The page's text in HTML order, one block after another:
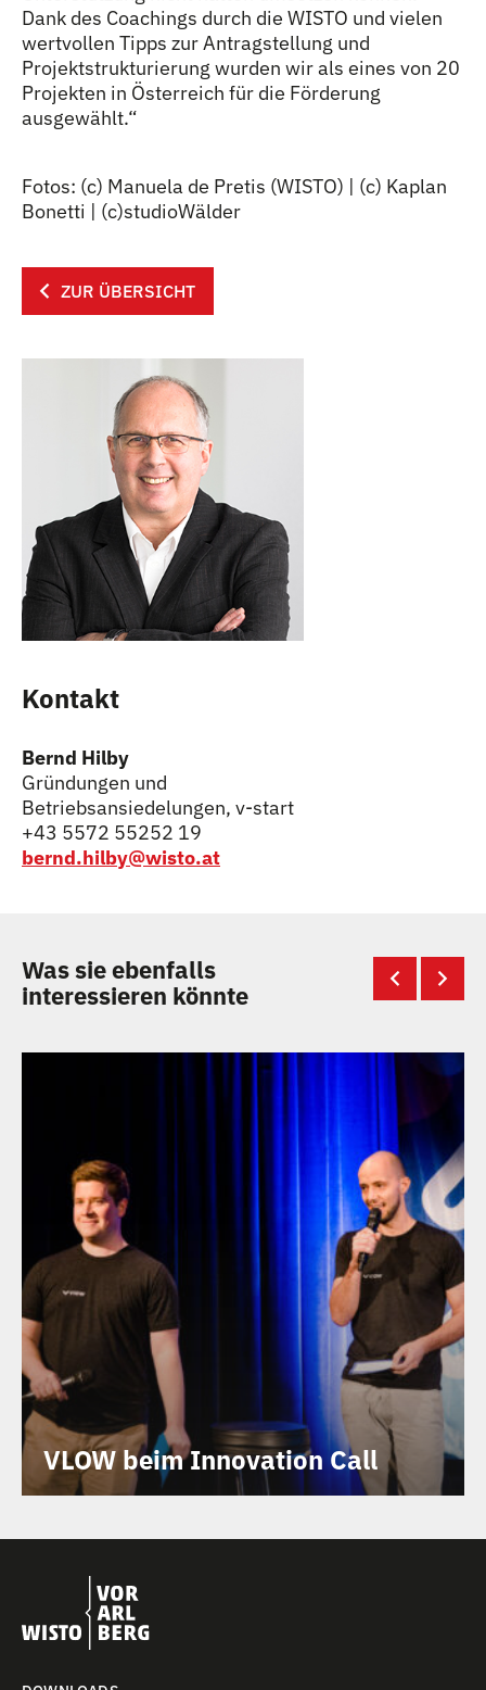
Dank des Coachings durch die WISTO und vielen
wertvollen Tipps zur Antragstellung und
Projektstrukturierung wurden wir als eines von 20
Projekten in Österreich für die Förderung
ausgewählt.“
Fotos: (c) Manuela de Pretis (WISTO) | (c) Kaplan
Bonetti | (c)studioWälder
ZUR ÜBERSICHT
Kontakt
Bernd Hilby
Gründungen und
Betriebsansiedelungen, v-start
+43 5572 55252 19
bernd.hilby@wisto.at
Was sie ebenfalls
interessieren könnte
VLOW beim Innovation Call